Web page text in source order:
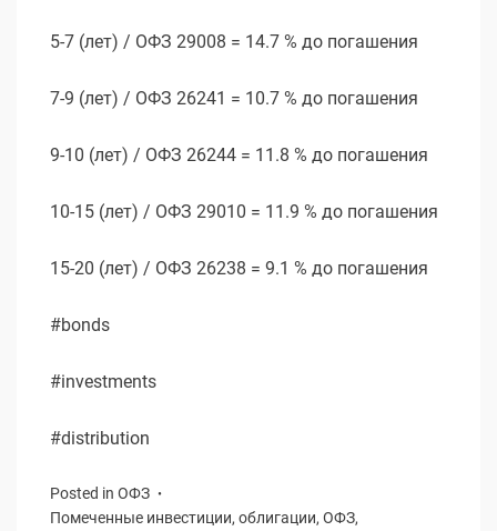
5-7 (лет) / ОФЗ 29008 = 14.7 % до погашения
7-9 (лет) / ОФЗ 26241 = 10.7 % до погашения
9-10 (лет) / ОФЗ 26244 = 11.8 % до погашения
10-15 (лет) / ОФЗ 29010 = 11.9 % до погашения
15-20 (лет) / ОФЗ 26238 = 9.1 % до погашения
#bonds
#investments
#distribution
Posted in ОФЗ
Помеченные инвестиции, облигации, ОФЗ,